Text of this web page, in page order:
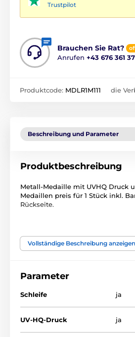
Trustpilot
Brauchen Sie Rat?
Anrufen +43 676 361
Produktcode: MDLR1M111 die
Beschreibung und Parameter
Produktbeschreibung
Metall-Medaille mit UVHQ Druck
Medaillen preis für 1 Stück inkl.
Rückseite.
Tourisme
MDLR001
Vollständige Beschreibung anzeigen
Parameter
Schleife ja
UV-HQ-Druck ja